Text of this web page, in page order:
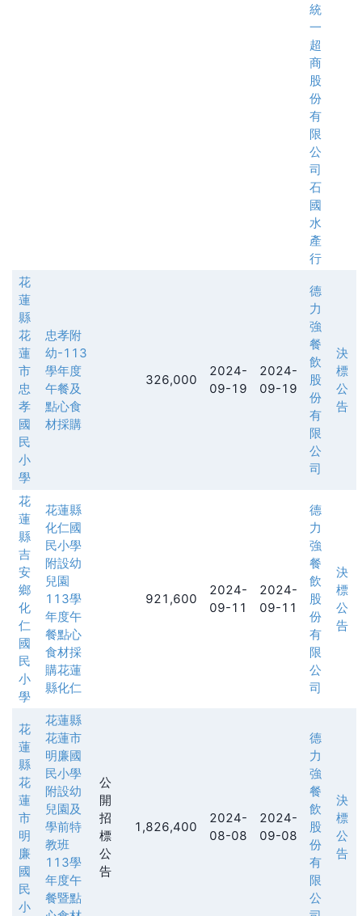
統
一
超
商
股
份
有
限
公
司
石
國
水
產
行
花
蓮
縣
花
蓮
市
忠
孝
國
民
小
學
忠孝附
幼-113
學年度
午餐及
點心食
材採購
326,000
2024-
09-19
2024-
09-19
德
力
強
餐
飲
股
份
有
限
公
司
決
標
公
告
花
蓮
縣
吉
安
鄉
化
仁
國
民
小
學
花蓮縣
化仁國
民小學
附設幼
兒園
113學
年度午
餐點心
食材採
購花蓮
縣化仁
921,600
2024-
09-11
2024-
09-11
德
力
強
餐
飲
股
份
有
限
公
司
決
標
公
告
花
蓮
縣
花
蓮
市
明
廉
國
民
小
花蓮縣
花蓮市
明廉國
民小學
附設幼
兒園及
學前特
教班
113學
年度午
餐暨點
公
開
招
標
公
告
1,826,400
2024-
08-08
2024-
09-08
德
力
強
餐
飲
股
份
有
限
公
決
標
公
告